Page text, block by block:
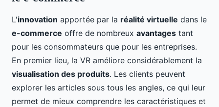
L'innovation apportée par la réalité virtuelle dans le
e-commerce offre de nombreux avantages tant
pour les consommateurs que pour les entreprises.
En premier lieu, la VR améliore considérablement la
visualisation des produits. Les clients peuvent
explorer les articles sous tous les angles, ce qui leur
permet de mieux comprendre les caractéristiques et